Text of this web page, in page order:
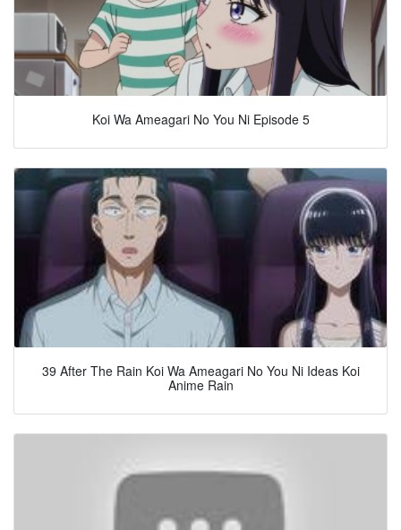
Koi Wa Ameagari No You Ni Episode 5
39 After The Rain Koi Wa Ameagari No You Ni Ideas Koi
Anime Rain